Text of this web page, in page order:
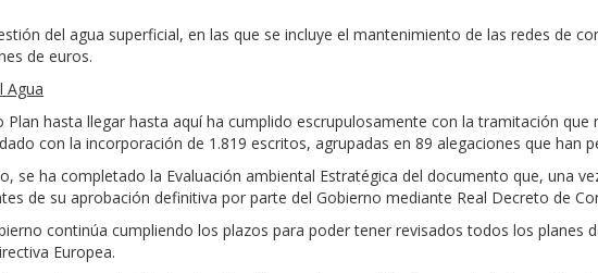
del agua superficial, en las que se incluye el mantenimiento de las redes de
de euros.
Agua
Plan hasta llegar hasta aquí ha cumplido escrupulosamente con la tramitación
con la incorporación de 1.819 escritos, agrupadas en 89 alegaciones que han
se ha completado la Evaluación ambiental Estratégica del documento que, una
de su aprobación definitiva por parte del Gobierno mediante Real Decreto de
continúa cumpliendo los plazos para poder tener revisados todos los planes
Europea.